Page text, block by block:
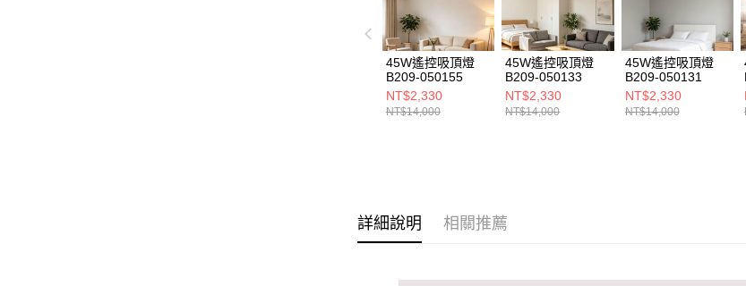
45W遙控吸頂燈
B209-050155
NT$2,330
NT$14,000
45W遙控吸頂燈
B209-050133
NT$2,330
NT$14,000
45W遙控吸頂燈
B209-050131
NT$2,330
NT$14,000
詳細說明 相關推薦